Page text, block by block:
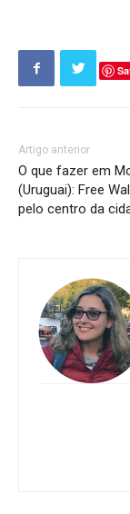
Artigo anterior
O que fazer em
(Uruguai): Free
pelo centro da